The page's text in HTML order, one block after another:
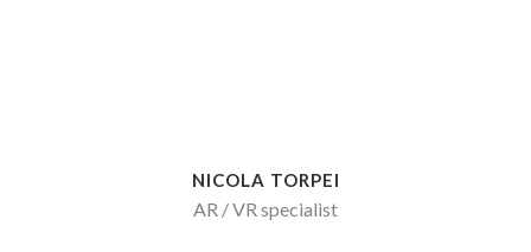
NICOLA TORPEI
AR / VR specialist